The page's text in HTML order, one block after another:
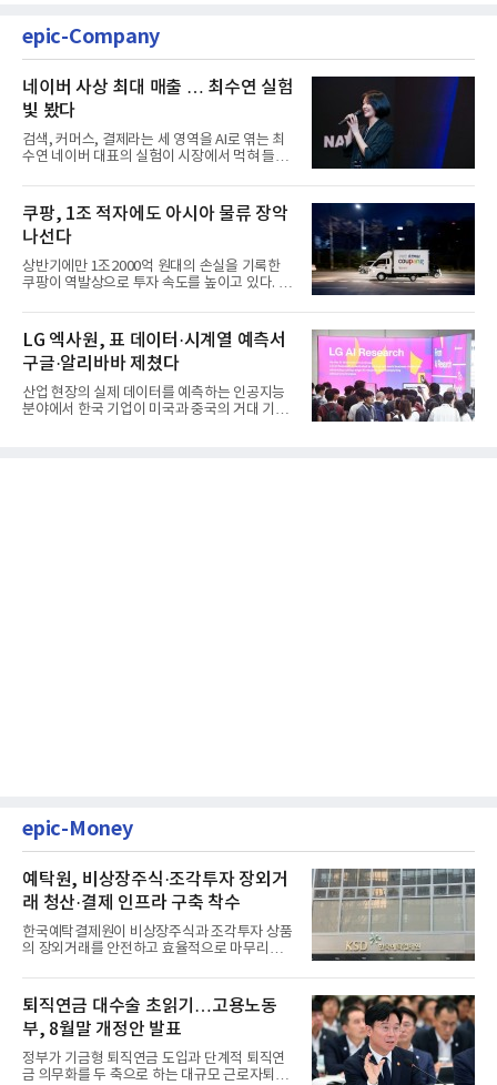
epic-Company
네이버 사상 최대 매출 … 최수연 실험
빛 봤다
검색, 커머스, 결제라는 세 영역을 AI로 엮는 최
수연 네이버 대표의 실험이 시장에서 먹혀 들어
쿠팡, 1조 적자에도 아시아 물류 장악
나선다
상반기에만 1조2000억 원대의 손실을 기록한
쿠팡이 역발상으로 투자 속도를 높이고 있다. 이
LG 엑사원, 표 데이터·시계열 예측서
구글·알리바바 제쳤다
산업 현장의 실제 데이터를 예측하는 인공지능
분야에서 한국 기업이 미국과 중국의 거대 기술
epic-Money
예탁원, 비상장주식·조각투자 장외거
래 청산·결제 인프라 구축 착수
한국예탁결제원이 비상장주식과 조각투자 상품
의 장외거래를 안전하고 효율적으로 마무리하기
퇴직연금 대수술 초읽기…고용노동
부, 8월말 개정안 발표
정부가 기금형 퇴직연금 도입과 단계적 퇴직연
금 의무화를 두 축으로 하는 대규모 근로자퇴직